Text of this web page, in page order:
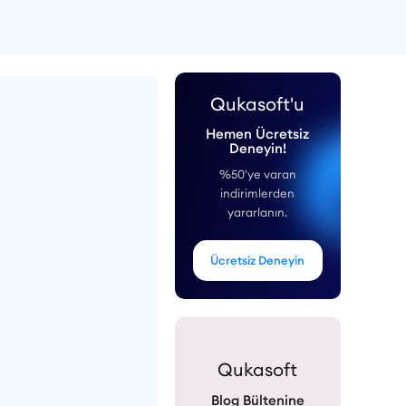
Qukasoft'u
Hemen Ücretsiz
Deneyin!
%50'ye varan
indirimlerden
yararlanın.
Ücretsiz Deneyin
Qukasoft
Blog Bültenine